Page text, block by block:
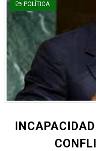
POLÍTICA